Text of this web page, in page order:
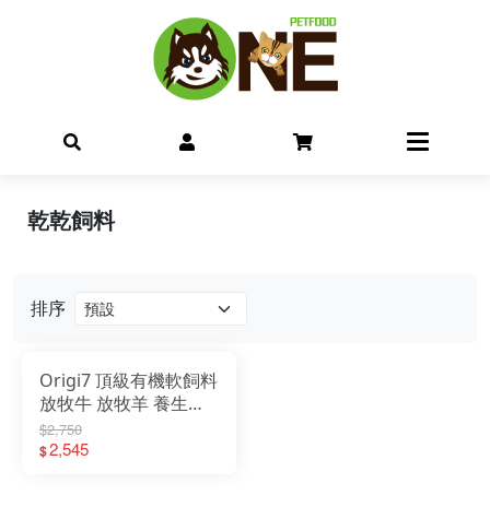
排序
Origi7 頂級有機軟飼料
放牧牛 放牧羊 養生鴨
深海鮭 6KG
$2,750
$2,545
乾乾飼料